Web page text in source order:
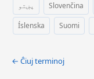
پښتو
Slovenčina
Íslenska
Suomi
← Ĉiuj terminoj